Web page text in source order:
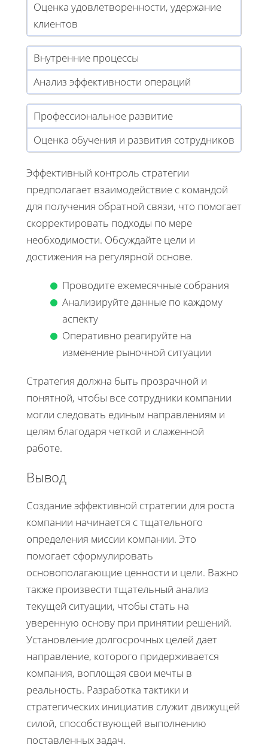
Оценка удовлетворенности, удержание
клиентов
Внутренние процессы
Анализ эффективности операций
Профессиональное развитие
Оценка обучения и развития сотрудников
Эффективный контроль стратегии
предполагает взаимодействие с командой
для получения обратной связи, что помогает
скорректировать подходы по мере
необходимости. Обсуждайте цели и
достижения на регулярной основе.
Проводите ежемесячные собрания
Анализируйте данные по каждому
аспекту
Оперативно реагируйте на
изменение рыночной ситуации
Стратегия должна быть прозрачной и
понятной, чтобы все сотрудники компании
могли следовать единым направлениям и
целям благодаря четкой и слаженной
работе.
Вывод
Создание эффективной стратегии для роста
компании начинается с тщательного
определения миссии компании. Это
помогает сформулировать
основополагающие ценности и цели. Важно
также произвести тщательный анализ
текущей ситуации, чтобы стать на
уверенную основу при принятии решений.
Установление долгосрочных целей дает
направление, которого придерживается
компания, воплощая свои мечты в
реальность. Разработка тактики и
стратегических инициатив служит движущей
силой, способствующей выполнению
поставленных задач.